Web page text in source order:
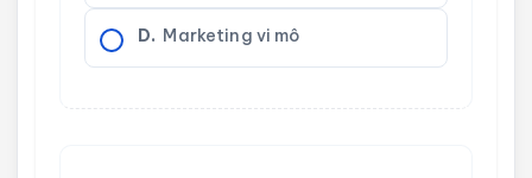
D. Marketing vi mô